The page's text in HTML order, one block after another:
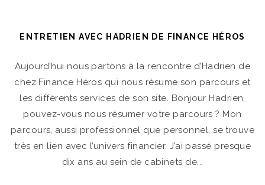
ENTRETIEN AVEC HADRIEN DE FINANCE HÉROS
Aujourd’hui nous partons à la rencontre d’Hadrien de
chez Finance Héros qui nous résume son parcours et
les différents services de son site. Bonjour Hadrien,
pouvez-vous nous résumer votre parcours ? Mon
parcours, aussi professionnel que personnel, se trouve
très en lien avec l’univers financier. J’ai passé presque
dix ans au sein de cabinets de...